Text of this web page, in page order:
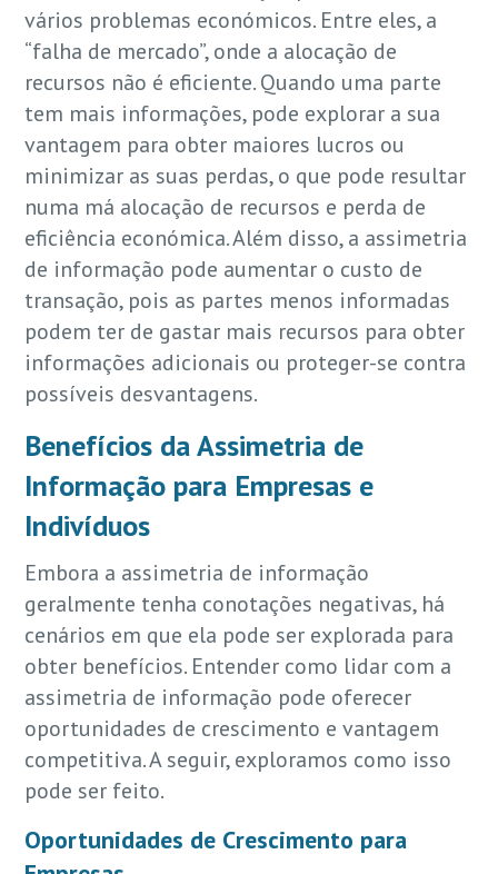
vários problemas económicos. Entre eles, a
“falha de mercado”, onde a alocação de
recursos não é eficiente. Quando uma parte
tem mais informações, pode explorar a sua
vantagem para obter maiores lucros ou
minimizar as suas perdas, o que pode resultar
numa má alocação de recursos e perda de
eficiência económica. Além disso, a assimetria
de informação pode aumentar o custo de
transação, pois as partes menos informadas
podem ter de gastar mais recursos para obter
informações adicionais ou proteger-se contra
possíveis desvantagens.
Benefícios da Assimetria de
Informação para Empresas e
Indivíduos
Embora a assimetria de informação
geralmente tenha conotações negativas, há
cenários em que ela pode ser explorada para
obter benefícios. Entender como lidar com a
assimetria de informação pode oferecer
oportunidades de crescimento e vantagem
competitiva. A seguir, exploramos como isso
pode ser feito.
Oportunidades de Crescimento para